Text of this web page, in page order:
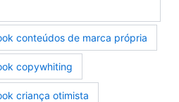
conteúdos de marca própria
copywhiting
criança otimista